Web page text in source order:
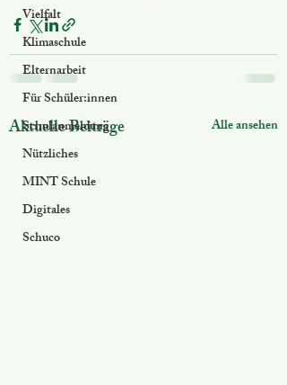
Vielfalt
Klimaschule
Elternarbeit
Für Schüler:innen
Schulanmeldung
Nützliches
MINT Schule
Digitales
Schuco
Aktuelle Beiträge Alle ansehen